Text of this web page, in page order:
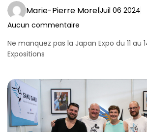
Marie-Pierre MorelJuil 06 2024
Aucun commentaire
Ne manquez pas la Japan Expo du 11 au
Expositions